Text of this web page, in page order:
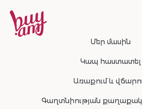
Մեր մասին
Կապ հաստատել
Առաքում և
Գաղտնիության